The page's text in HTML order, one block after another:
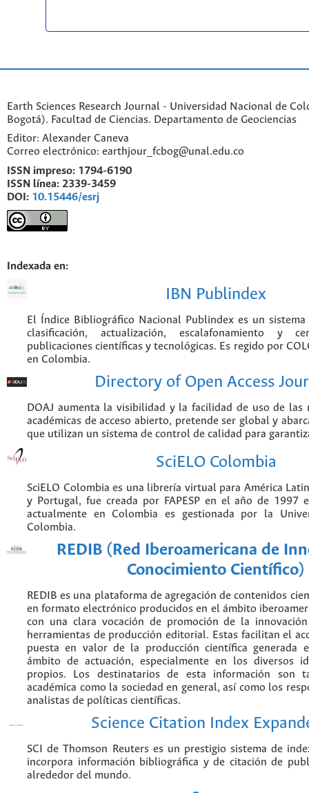
Earth Sciences Research Journal - Universidad Nacional de
Bogotá). Facultad de Ciencias. Departamento de Geociencias
Editor: Alexander Caneva
Correo electrónico: earthjour_fcbog@unal.edu.co
ISSN impreso: 1794-6190
ISSN línea: 2339-3459
DOI: 10.15446/esrj
Indexada en:
IBN Publindex
El Índice Bibliográfico Nacional Publindex es un
clasificación, actualización, escalafonamiento y
publicaciones científicas y tecnológicas. Es regido por
en Colombia.
Directory of Open Access
DOAJ aumenta la visibilidad y la facilidad de uso de las
académicas de acceso abierto, pretende ser global y
que utilizan un sistema de control de calidad para
SciELO Colombia
SciELO Colombia es una librería virtual para América
y Portugal, fue creada por FAPESP en el año de 1997
actualmente en Colombia es gestionada por la
Colombia.
REDIB (Red Iberoamericana de
Conocimiento Científico)
REDIB es una plataforma de agregación de contenidos
en formato electrónico producidos en el ámbito
con una clara vocación de promoción de la
herramientas de producción editorial. Estas facilitan el
puesta en valor de la producción científica generada
ámbito de actuación, especialmente en los diversos
propios. Los destinatarios de esta información son
académica como la sociedad en general, así como los
analistas de políticas científicas.
Science Citation Index
SCI de Thomson Reuters es un prestigio sistema de
incorpora información bibliográfica y de citación de
alrededor del mundo.